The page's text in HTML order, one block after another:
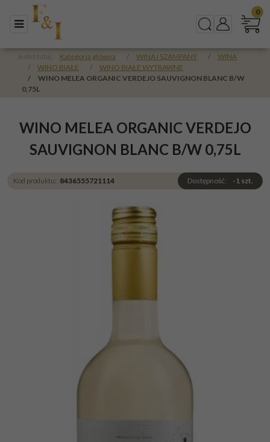
Menu SzukajPanel
0
Jesteś tutaj: Kategoria główna / WINA I SZAMPANY /
WINA
/
WINO BIAŁE /
WINO BIAŁE WYTRAWNE
/
WINO MELEA ORGANIC VERDEJO SAUVIGNON BLANC B/W
0,75L
WINO MELEA ORGANIC VERDEJO
SAUVIGNON BLANC B/W 0,75L
Kod produktu: 8436555721114 Dostępność: -1 szt.